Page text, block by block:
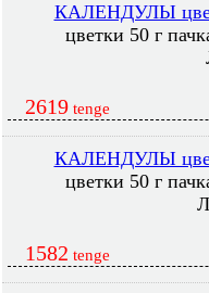
КАЛЕНДУЛЫ
цветки 50 г
2619 tenge
КАЛЕНДУЛЫ
цветки 50 г
1582 tenge